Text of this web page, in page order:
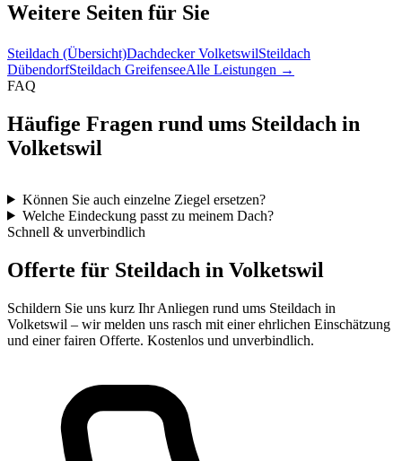
Weitere Seiten für Sie
Steildach (Übersicht)Dachdecker VolketswilSteildach
DübendorfSteildach GreifenseeAlle Leistungen →
FAQ
Häufige Fragen rund ums Steildach in
Volketswil
Können Sie auch einzelne Ziegel ersetzen?
Welche Eindeckung passt zu meinem Dach?
Schnell & unverbindlich
Offerte für Steildach in Volketswil
Schildern Sie uns kurz Ihr Anliegen rund ums Steildach in
Volketswil – wir melden uns rasch mit einer ehrlichen Einschätzung
und einer fairen Offerte. Kostenlos und unverbindlich.